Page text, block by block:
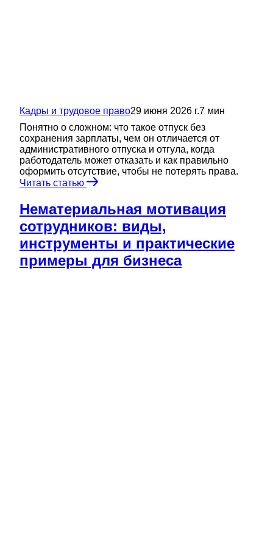
Кадры и трудовое право29 июня 2026 г.7 мин
Понятно о сложном: что такое отпуск без
сохранения зарплаты, чем он отличается от
административного отпуска и отгула, когда
работодатель может отказать и как правильно
оформить отсутствие, чтобы не потерять права.
Читать статью
Нематериальная мотивация
сотрудников: виды,
инструменты и практические
примеры для бизнеса